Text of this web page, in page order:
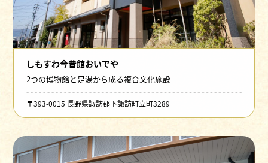
しもすわ今昔館おいでや
2つの博物館と足湯から成る複合文化施設
〒393-0015 長野県諏訪郡下諏訪町立町3289